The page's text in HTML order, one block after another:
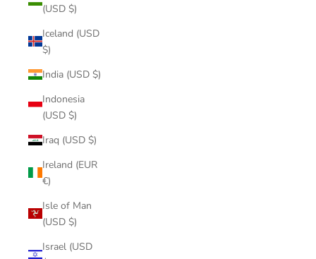
(USD $)
Iceland (USD
$)
India (USD $)
Indonesia
(USD $)
Iraq (USD $)
Ireland (EUR
€)
Isle of Man
(USD $)
Israel (USD